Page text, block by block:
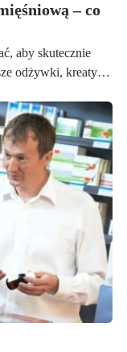
– co
aby skutecznie
odżywki, kreatynę